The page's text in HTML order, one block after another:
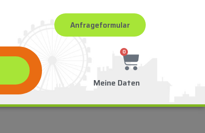
Anfrageformular
0
Meine Daten